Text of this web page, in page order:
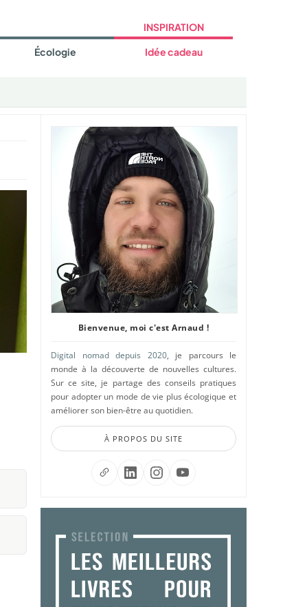
Écologie
INSPIRATION
Idée cadeau
Bienvenue, moi c'est Arnaud !
Digital nomad depuis 2020, je parcours le
monde à la découverte de nouvelles cultures.
Sur ce site, je partage des conseils pratiques
pour adopter un mode de vie plus écologique et
améliorer son bien-être au quotidien.
À PROPOS DU SITE